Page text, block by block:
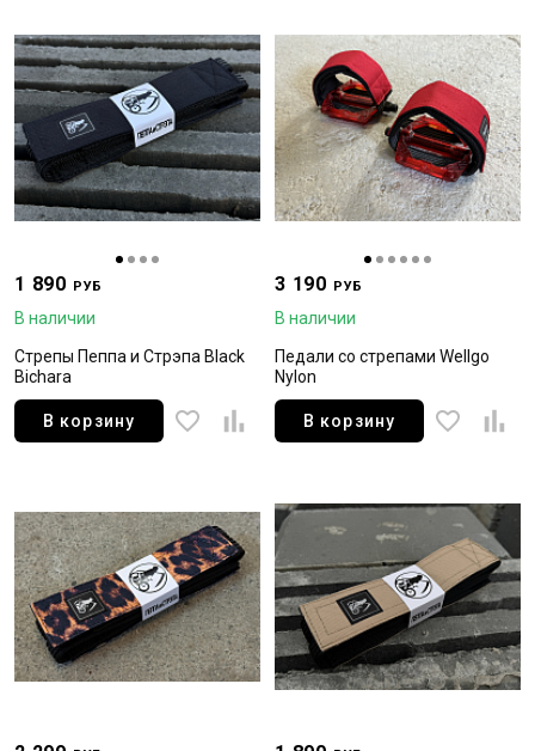
1 890 РУБ
В наличии
Стрепы Пеппа и Стрэпа Black
Bichara
В корзину
3 190 РУБ
В наличии
Педали со стрепами Wellgo
Nylon
В корзину